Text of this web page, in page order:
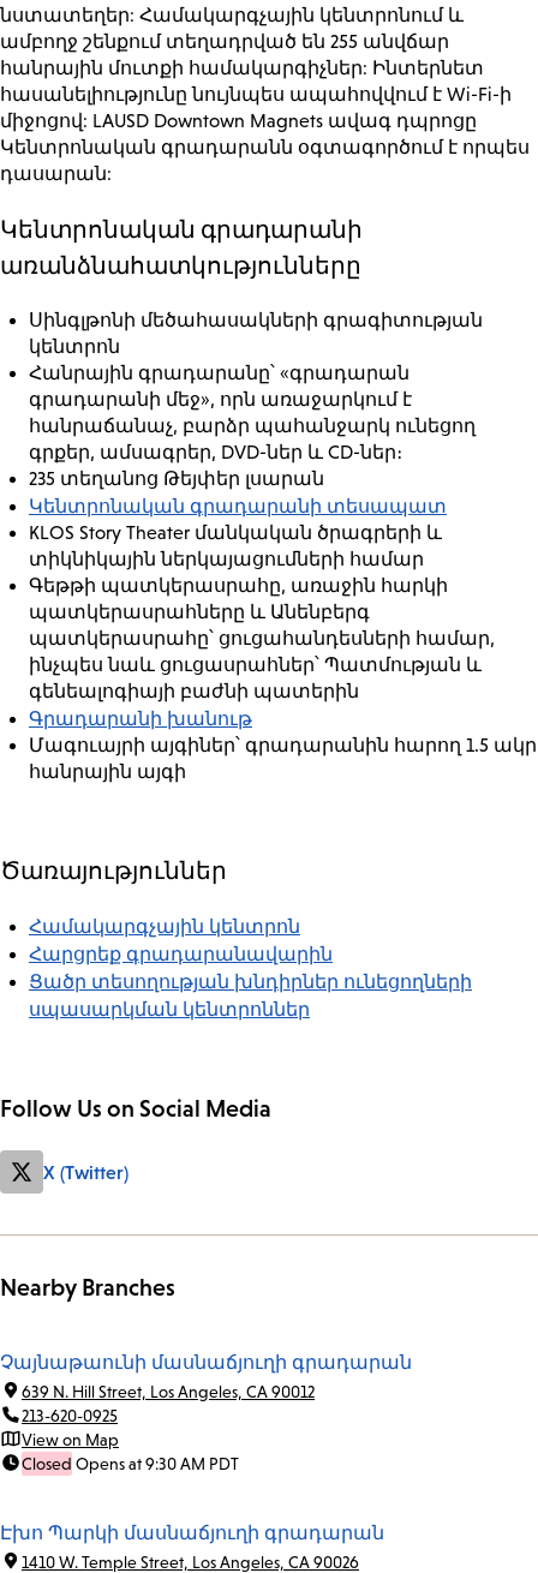
նստատեղեր: Համակարգչային կենտրոնում և
ամբողջ շենքում տեղադրված են 255 անվճար
հանրային մուտքի համակարգիչներ: Ինտերնետ
հասանելիությունը նույնպես ապահովվում է Wi-Fi-ի
միջոցով: LAUSD Downtown Magnets ավագ դպրոցը
Կենտրոնական գրադարանն օգտագործում է որպես
դասարան:
Կենտրոնական գրադարանի
առանձնահատկությունները
Սինգլթոնի մեծահասակների գրագիտության
կենտրոն
Հանրային գրադարանը՝ «գրադարան
գրադարանի մեջ», որն առաջարկում է
հանրաճանաչ, բարձր պահանջարկ ունեցող
գրքեր, ամսագրեր, DVD-ներ և CD-ներ։
235 տեղանոց Թեյփեր լսարան
Կենտրոնական գրադարանի տեսապատ
KLOS Story Theater մանկական ծրագրերի և
տիկնիկային ներկայացումների համար
Գեթթի պատկերասրահը, առաջին հարկի
պատկերասրահները և Անենբերգ
պատկերասրահը՝ ցուցահանդեսների համար,
ինչպես նաև ցուցասրահներ՝ Պատմության և
գենեալոգիայի բաժնի պատերին
Գրադարանի խանութ
Մագուայրի այգիներ՝ գրադարանին հարող 1.5 ակր
հանրային այգի
Ծառայություններ
Համակարգչային կենտրոն
Հարցրեք գրադարանավարին
Ցածր տեսողության խնդիրներ ունեցողների
սպասարկման կենտրոններ
Follow Us on Social Media
X (Twitter)
Nearby Branches
Չայնաթաունի մասնաճյուղի գրադարան
639 N. Hill Street, Los Angeles, CA 90012
213-620-0925
View on Map
Closed Opens at 9:30 AM PDT
Էխո Պարկի մասնաճյուղի գրադարան
1410 W. Temple Street, Los Angeles, CA 90026